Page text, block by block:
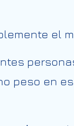
el
peso en